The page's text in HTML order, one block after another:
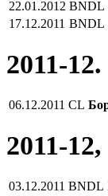
22.01.2012 BNDL
17.12.2011 BNDL
2011-
06.12.2011 CL
2011-
03.12.2011 BNDL